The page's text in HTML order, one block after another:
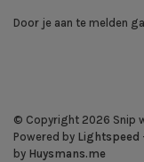
Door je aan te melden
© Copyright 2026 Snip
Powered by Lightspeed
by Huysmans.me